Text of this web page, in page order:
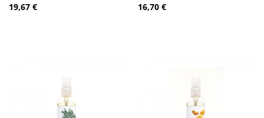
19,67 €
16,70 €